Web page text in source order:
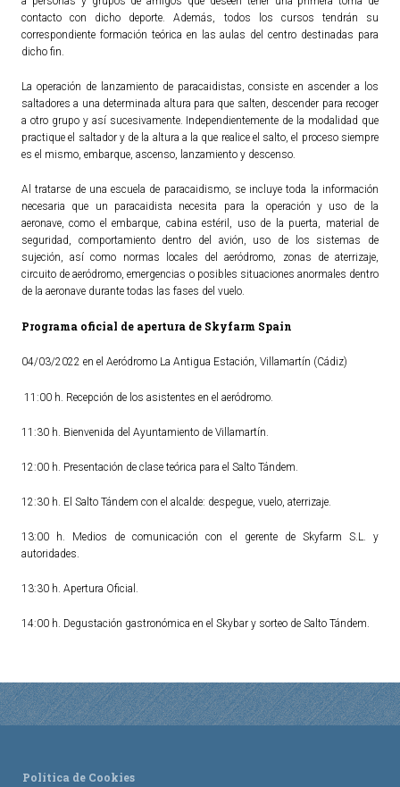
ACTUALIDAD
Agenda
contacto con dicho deporte. Además, todos los cursos tendrán su
correspondiente formación teórica en las aulas del centro destinadas para
dicho fin.
La operación de lanzamiento de paracaidistas, consiste en ascender a los
saltadores a una determinada altura para que salten, descender para recoger
a otro grupo y así sucesivamente. Independientemente de la modalidad que
practique el saltador y de la altura a la que realice el salto, el proceso siempre
es el mismo, embarque, ascenso, lanzamiento y descenso.
Al tratarse de una escuela de paracaidismo, se incluye toda la información
necesaria que un paracaidista necesita para la operación y uso de la
aeronave, como el embarque, cabina estéril, uso de la puerta, material de
seguridad, comportamiento dentro del avión, uso de los sistemas de
sujeción, así como normas locales del aeródromo, zonas de aterrizaje,
circuito de aeródromo, emergencias o posibles situaciones anormales dentro
de la aeronave durante todas las fases del vuelo.
Programa oficial de apertura de Skyfarm Spain
04/03/2022 en el Aeródromo La Antigua Estación, Villamartín (Cádiz)
11:00 h. Recepción de los asistentes en el aeródromo.
11:30 h. Bienvenida del Ayuntamiento de Villamartín.
12:00 h. Presentación de clase teórica para el Salto Tándem.
12:30 h. El Salto Tándem con el alcalde: despegue, vuelo, aterrizaje.
13:00 h. Medios de comunicación con el gerente de Skyfarm S.L. y
autoridades.
13:30 h. Apertura Oficial.
14:00 h. Degustación gastronómica en el Skybar y sorteo de Salto Tándem.
Política de Cookies